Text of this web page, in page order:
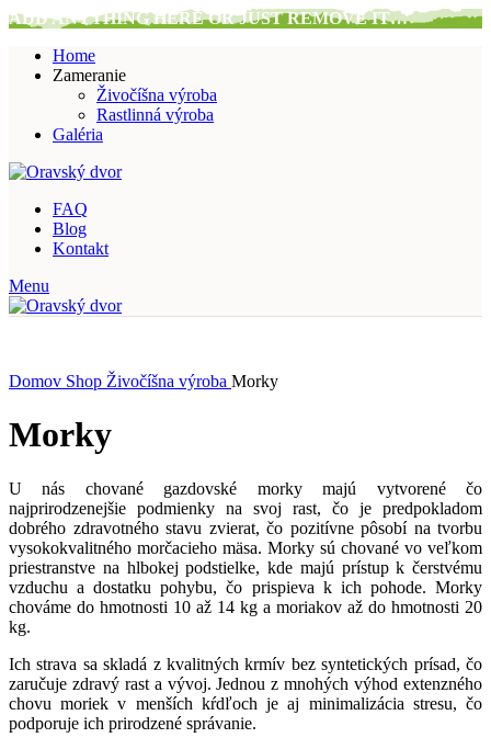
ADD ANYTHING HERE OR JUST REMOVE IT…
Home
Zameranie
Živočíšna výroba
Rastlinná výroba
Galéria
FAQ
Blog
Kontakt
Menu
Domov Shop Živočíšna výroba Morky
Morky
U nás chované gazdovské morky majú vytvorené čo
najprirodzenejšie podmienky na svoj rast, čo je predpokladom
dobrého zdravotného stavu zvierat, čo pozitívne pôsobí na tvorbu
vysokokvalitného morčacieho mäsa. Morky sú chované vo veľkom
priestranstve na hlbokej podstielke, kde majú prístup k čerstvému
vzduchu a dostatku pohybu, čo prispieva k ich pohode. Morky
chováme do hmotnosti 10 až 14 kg a moriakov až do hmotnosti 20
kg.
Ich strava sa skladá z kvalitných krmív bez syntetických prísad, čo
zaručuje zdravý rast a vývoj. Jednou z mnohých výhod extenzného
chovu moriek v menších kŕdľoch je aj minimalizácia stresu, čo
podporuje ich prirodzené správanie.